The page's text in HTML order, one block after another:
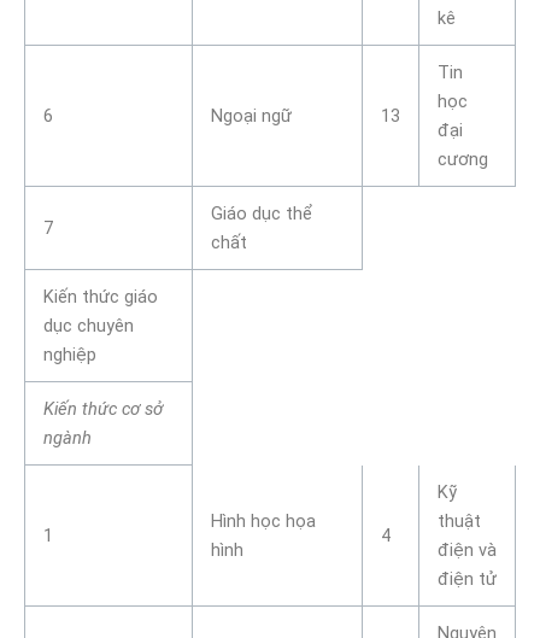
kê
6 Ngoại ngữ 13
Tin
học
đại
cương
7
Giáo dục thể
chất
Kiến thức giáo
dục chuyên
nghiệp
Kiến thức cơ sở
ngành
1
Hình học họa
hình
4
Kỹ
thuật
điện và
điện tử
Nguyên